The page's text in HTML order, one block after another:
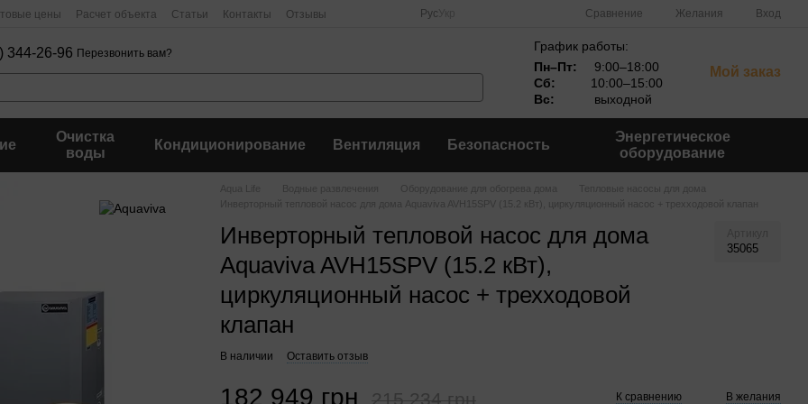
цены Расчет объекта Статьи Контакты Отзывы Рус Сравнение Желания Вход
344-26-96 Перезвонить вам?
График работы:
Пн–Пт:
9:00–18:00
Сб:
10:00–15:00
Вс:
выходной
Мой заказ
Очистка
воды
Кондиционирование Вентиляция Безопасность
Энергетическое
оборудование
Aqua Life Водные развлечения Оборудование для обогрева дома
Тепловые насосы для дома
Инверторный тепловой насос для дома Aquaviva AVH15SPV (15.2 кВт), циркуляционный насос + трехходовой клапан
Инверторный тепловой насос для дома
Aquaviva AVH15SPV (15.2 кВт),
циркуляционный насос + трехходовой
клапан
35065
В наличии Оставить отзыв
182 949 грн 215 234 грн К сравнению В желания